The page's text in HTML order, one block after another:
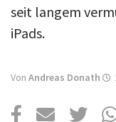
Tipps
Magazine
Über uns
Podcast
seit langem
iPads.
Von Andreas Donath